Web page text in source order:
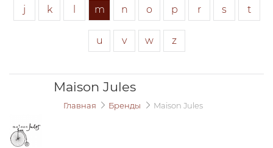
j k m n o p r s t
u v w z
Maison Jules
Главная Бренды Maison Jules